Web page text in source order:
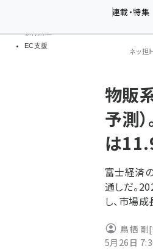
移
教育講座
EC支援
連載・特集
ン
く
ず
ネッ担
物販
予測
は
富士経済
通しだ。
し、市場
鳥栖 剛
5月26日